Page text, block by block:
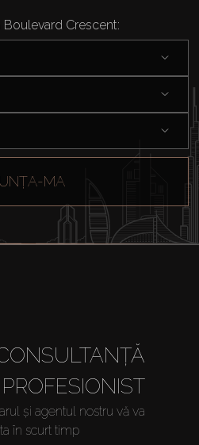
Boulevard Crescent:
MA
și agentul nostru vă va
în scurt timp